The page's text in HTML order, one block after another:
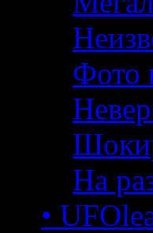
Фото
На
•